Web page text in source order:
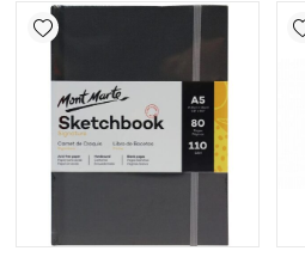
Add wishlist